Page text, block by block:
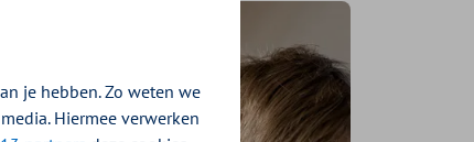
je hebben. Zo weten we
Hiermee verwerken